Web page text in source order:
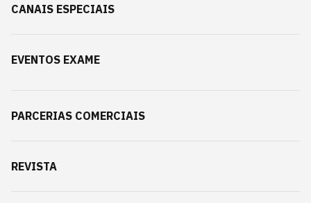
CANAIS ESPECIAIS
EVENTOS EXAME
PARCERIAS COMERCIAIS
REVISTA